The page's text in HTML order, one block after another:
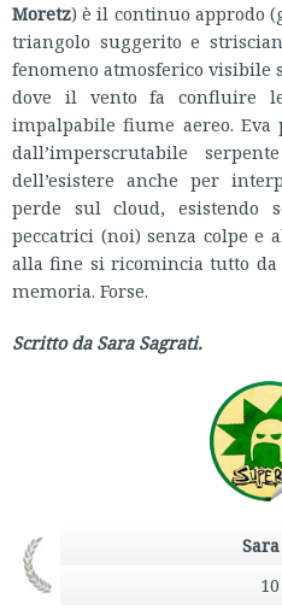
Moretz) è il continuo approdo
triangolo suggerito e
fenomeno atmosferico visibile
dove il vento fa confluire
impalpabile fiume aereo. Eva
dall’imperscrutabile
dell’esistere anche per
perde sul cloud, esistendo
peccatrici (noi) senza colpe e
alla fine si ricomincia tutto
memoria. Forse.
Scritto da Sara Sagrati.
Sara
10